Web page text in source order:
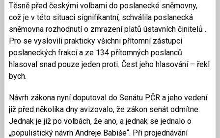
Těsně před českými volbami do poslanecké sněmovny,
což je v této situaci signifikantní, schválila poslanecká
sněmovna rozhodnutí o zmrazení platů ústavních činitelů .
Pro se vyslovili prakticky všichni přítomní zástupci
poslaneckých frakcí a ze 134 přítomných poslanců
hlasoval snad pouze jeden proti. Čest jeho hlasování – řekl
bych.
Návrh zákona nyní doputoval do Senátu PČR a jeho vedení
již před několika dny avizovalo, že zákon senát odmítne.
Jednak je již po volbách, že ano, a jednak se jednalo o
„populistický návrh Andreje Babiše“. Při projednávání